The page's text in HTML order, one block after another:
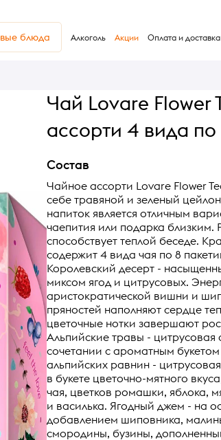
блюда Алкоголь Акции Оплата и доставка
Чай Lovare Flower
ассорти 4 вида по
Состав
Чайное ассорти Lovare Flower
себе травяной и зеленый
напиток является отличным
чаепития или подарка близким.
способствует теплой беседе.
содержит 4 вида чая по 8
Королевский десерт -
миксом ягод и цитрусовых.
аристократической вишни и
пряностей наполняют сердце
цветочные нотки завершают
Альпийские травы - цитрусовая
сочетании с ароматным
альпийских равнин -
в букете цветочно-мятного
чая, цветков ромашки, яблока,
и василька. Ягодный джем - на
добавлением шиповника,
смородины, бузины,